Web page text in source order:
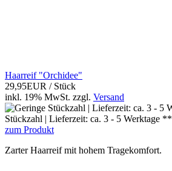
Haarreif "Orchidee"
29,95EUR / Stück
inkl. 19% MwSt. zzgl. Versand
Stückzahl | Lieferzeit: ca. 3 - 5 Werktage **
zum Produkt
Zarter Haarreif mit hohem Tragekomfort.